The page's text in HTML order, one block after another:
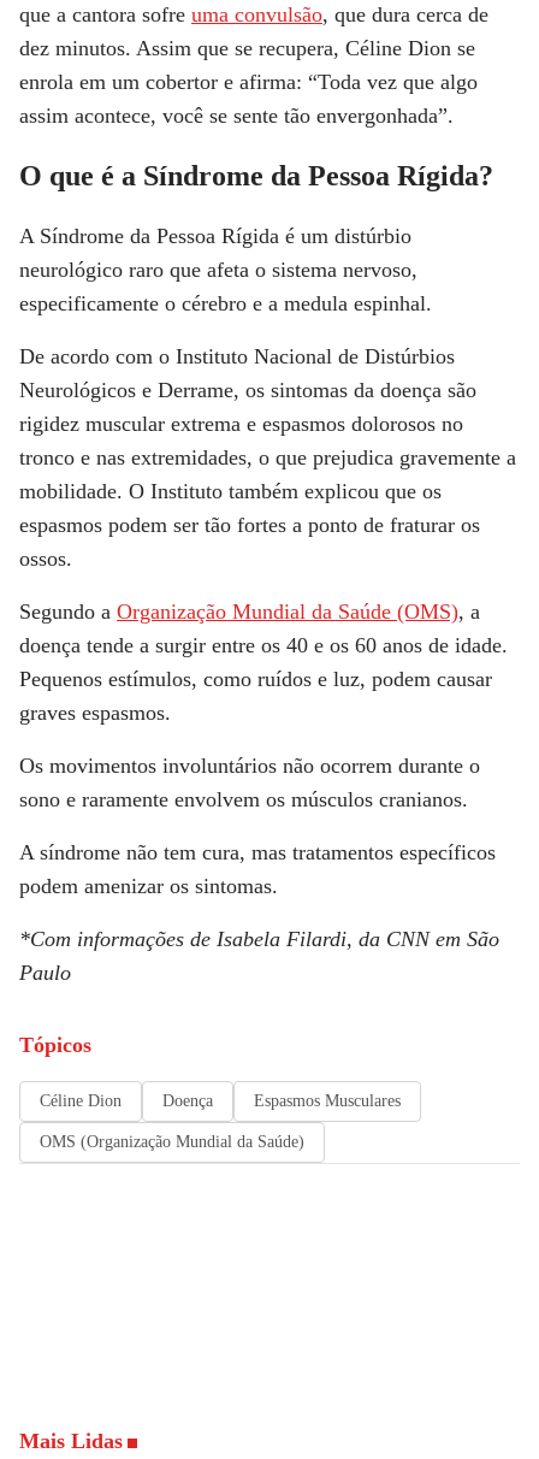
que a cantora sofre uma convulsão, que dura cerca de
dez minutos. Assim que se recupera, Céline Dion se
enrola em um cobertor e afirma: “Toda vez que algo
assim acontece, você se sente tão envergonhada”.
O que é a Síndrome da Pessoa Rígida?
A Síndrome da Pessoa Rígida é um distúrbio
neurológico raro que afeta o sistema nervoso,
especificamente o cérebro e a medula espinhal.
De acordo com o Instituto Nacional de Distúrbios
Neurológicos e Derrame, os sintomas da doença são
rigidez muscular extrema e espasmos dolorosos no
tronco e nas extremidades, o que prejudica gravemente a
mobilidade. O Instituto também explicou que os
espasmos podem ser tão fortes a ponto de fraturar os
ossos.
Segundo a Organização Mundial da Saúde (OMS), a
doença tende a surgir entre os 40 e os 60 anos de idade.
Pequenos estímulos, como ruídos e luz, podem causar
graves espasmos.
Os movimentos involuntários não ocorrem durante o
sono e raramente envolvem os músculos cranianos.
A síndrome não tem cura, mas tratamentos específicos
podem amenizar os sintomas.
*Com informações de Isabela Filardi, da CNNem São
Paulo
Tópicos
Céline Dion Doença Espasmos Musculares
OMS (Organização Mundial da Saúde)
Mais Lidas